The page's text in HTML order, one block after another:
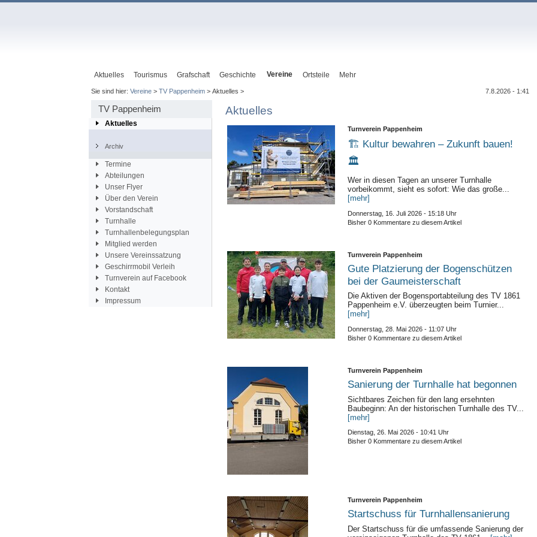
Aktuelles Tourismus Grafschaft Geschichte Vereine Ortsteile Mehr
Sie sind hier: Vereine> TV Pappenheim> Aktuelles > 7.8.2026 - 1:41
TV Pappenheim
Aktuelles
Archiv
Termine
Abteilungen
Unser Flyer
Über den Verein
Vorstandschaft
Turnhalle
Turnhallenbelegungsplan
Mitglied werden
Unsere Vereinssatzung
Geschirrmobil Verleih
Turnverein auf Facebook
Kontakt
Impressum
Aktuelles
Turnverein Pappenheim
🏗️ Kultur bewahren – Zukunft bauen!
🏛️
Wer in diesen Tagen an unserer Turnhalle
vorbeikommt, sieht es sofort: Wie das große...
[mehr]
Donnerstag, 16. Juli 2026 - 15:18 Uhr
Bisher 0 Kommentare zu diesem Artikel
Turnverein Pappenheim
Gute Platzierung der Bogenschützen
bei der Gaumeisterschaft
​Die Aktiven der Bogensportabteilung des TV 1861
Pappenheim e.V. überzeugten beim Turnier...
[mehr]
Donnerstag, 28. Mai 2026 - 11:07 Uhr
Bisher 0 Kommentare zu diesem Artikel
Turnverein Pappenheim
Sanierung der Turnhalle hat begonnen
Sichtbares Zeichen für den lang ersehnten
Baubeginn: An der historischen Turnhalle des TV...
[mehr]
Dienstag, 26. Mai 2026 - 10:41 Uhr
Bisher 0 Kommentare zu diesem Artikel
Turnverein Pappenheim
Startschuss für Turnhallensanierung
Der Startschuss für die umfassende Sanierung der